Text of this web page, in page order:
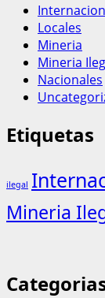
Locales
Mineria
Mineria
Nacionales
Etiquetas
ilegal
Mineria